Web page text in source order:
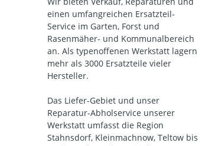
einen umfangreichen Ersatzteil-
Service im Garten, Forst und
Rasenmäher- und Kommunalbereich
an. Als typenoffenen Werkstatt lagern
mehr als 3000 Ersatzteile vieler
Hersteller.
Das Liefer-Gebiet und unser
Reparatur-Abholservice unserer
Werkstatt umfasst die Region
Stahnsdorf, Kleinmachnow, Teltow bis